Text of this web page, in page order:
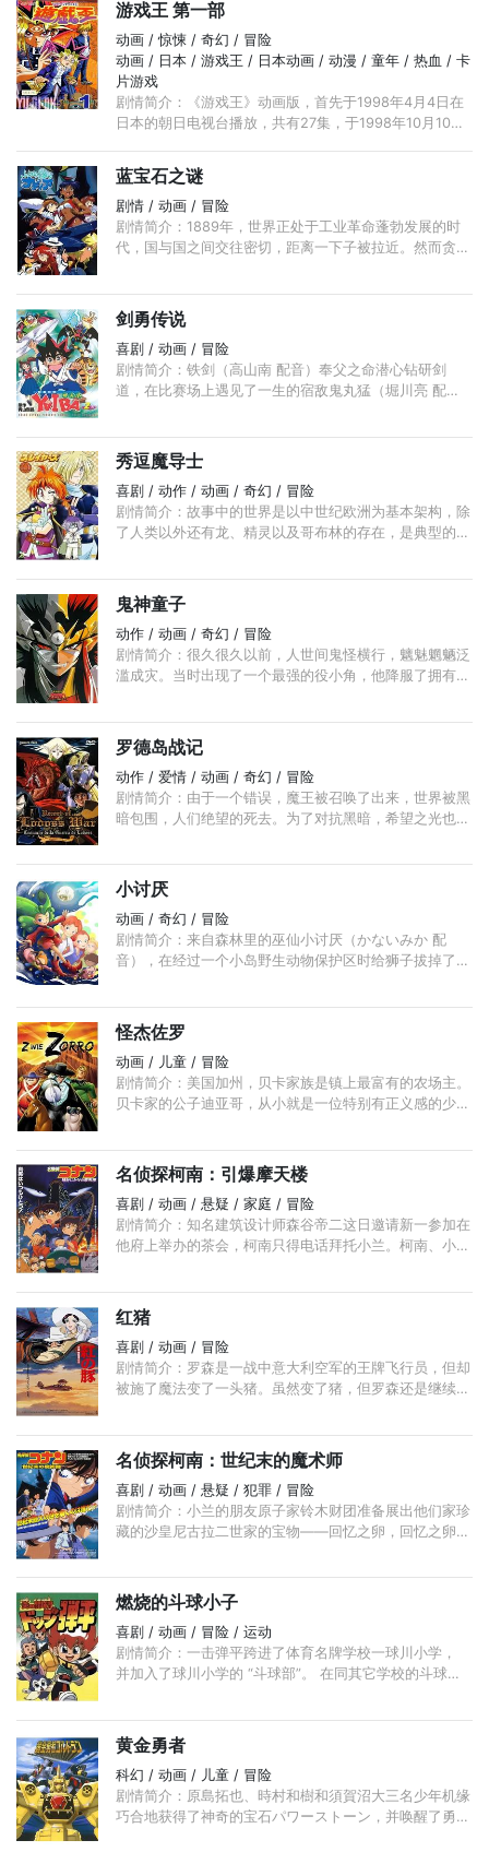
游戏王 第一部
动画 / 惊悚 / 奇幻 / 冒险
动画 / 日本 / 游戏王 / 日本动画 / 动漫 / 童年 / 热血 / 卡
片游戏
剧情简介：《游戏王》动画版，首先于1998年4月4日在
日本的朝日电视台播放，共有27集，于1998年10月10日
前期的黑暗游戏 ...
蓝宝石之谜
剧情 / 动画 / 冒险
剧情简介：1889年，世界正处于工业革命蓬勃发展的时
代，国与国之间交往密切，距离一下子被拉近。然而贪婪
剑勇传说
喜剧 / 动画 / 冒险
剧情简介：铁剑（高山南 配音）奉父之命潜心钻研剑
道，在比赛场上遇见了一生的宿敌鬼丸猛（堀川亮 配
秀逗魔导士
喜剧 / 动作 / 动画 / 奇幻 / 冒险
剧情简介：故事中的世界是以中世纪欧洲为基本架构，除
了人类以外还有龙、精灵以及哥布林的存在，是典型的托
鬼神童子
动作 / 动画 / 奇幻 / 冒险
剧情简介：很久很久以前，人世间鬼怪横行，魑魅魍魉泛
滥成灾。当时出现了一个最强的役小角，他降服了拥有强
罗德岛战记
动作 / 爱情 / 动画 / 奇幻 / 冒险
剧情简介：由于一个错误，魔王被召唤了出来，世界被黑
暗包围，人们绝望的死去。为了对抗黑暗，希望之光也在
小讨厌
动画 / 奇幻 / 冒险
剧情简介：来自森林里的巫仙小讨厌（かないみか 配
音），在经过一个小岛野生动物保护区时给狮子拔掉了坏
怪杰佐罗
动画 / 儿童 / 冒险
剧情简介：美国加州，贝卡家族是镇上最富有的农场主。
贝卡家的公子迪亚哥，从小就是一位特别有正义感的少
名侦探柯南：引爆摩天楼
喜剧 / 动画 / 悬疑 / 家庭 / 冒险
剧情简介：知名建筑设计师森谷帝二这日邀请新一参加在
他府上举办的茶会，柯南只得电话拜托小兰。柯南、小兰
红猪
喜剧 / 动画 / 冒险
剧情简介：罗森是一战中意大利空军的王牌飞行员，但却
被施了魔法变了一头猪。虽然变了猪，但罗森还是继续他
名侦探柯南：世纪末的魔术师
喜剧 / 动画 / 悬疑 / 犯罪 / 冒险
剧情简介：小兰的朋友原子家铃木财团准备展出他们家珍
藏的沙皇尼古拉二世家的宝物——回忆之卵，回忆之卵里
燃烧的斗球小子
喜剧 / 动画 / 冒险 / 运动
剧情简介：一击弹平跨进了体育名牌学校一球川小学，
并加入了球川小学的 “斗球部”。 在同其它学校的斗球比
黄金勇者
科幻 / 动画 / 儿童 / 冒险
剧情简介：原島拓也、時村和樹和須賀沼大三名少年机缘
巧合地获得了神奇的宝石パワーストーン，并唤醒了勇者